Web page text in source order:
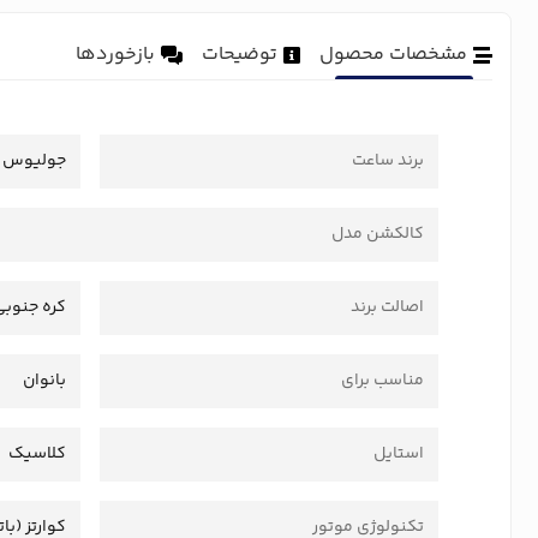
مشخصات محصول توضیحات بازخوردها
برند ساعت جولیوس
کالکشن مدل
اصالت برند کره
مناسب برای بانوان
استایل کلاسیک
تکنولوژی موتور کوارتز